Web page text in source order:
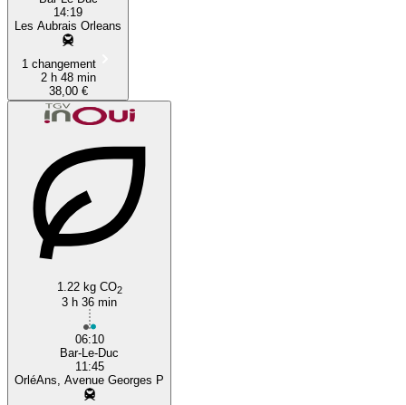
14:19
Les Aubrais Orleans
1 changement
2 h 48 min
38,00 €
1.22 kg CO2
3 h 36 min
06:10
Bar-Le-Duc
11:45
OrléAns, Avenue Georges P